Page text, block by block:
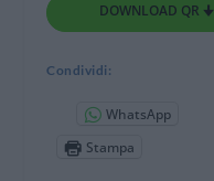
DOWNLOAD QR 🠋
Condividi:
WhatsApp
Stampa